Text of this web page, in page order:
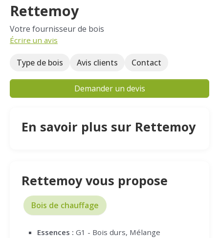
Rettemoy
Votre fournisseur de bois
Écrire un avis
Type de bois Avis clients Contact
Demander un devis
En savoir plus sur Rettemoy
Rettemoy vous propose
Bois de chauffage
Essences : G1 - Bois durs, Mélange